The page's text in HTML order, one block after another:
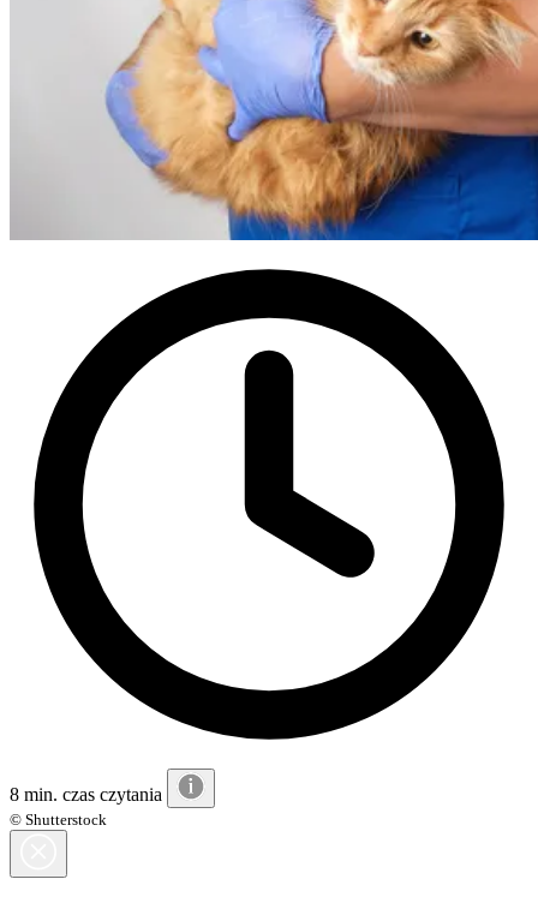
8 min. czas czytania
© Shutterstock